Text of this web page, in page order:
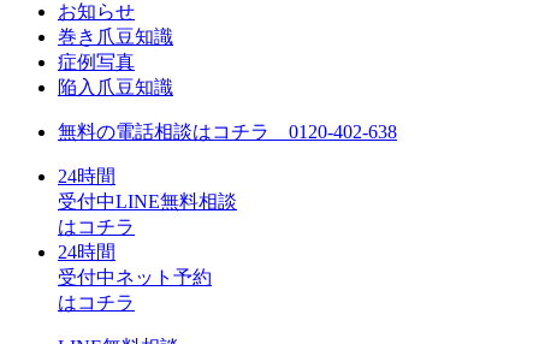
お知らせ
巻き爪豆知識
症例写真
陥入爪豆知識
無料の電話相談はコチラ 0120-402-638
24時間
受付中LINE無料相談
はコチラ
24時間
受付中ネット予約
はコチラ